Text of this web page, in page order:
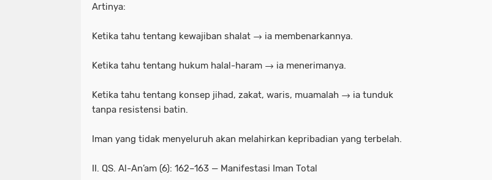
Artinya:
Ketika tahu tentang kewajiban shalat → ia membenarkannya.
Ketika tahu tentang hukum halal-haram → ia menerimanya.
Ketika tahu tentang konsep jihad, zakat, waris, muamalah → ia tunduk
tanpa resistensi batin.
Iman yang tidak menyeluruh akan melahirkan kepribadian yang terbelah.
II. QS. Al-An’am (6): 162–163 — Manifestasi Iman Total